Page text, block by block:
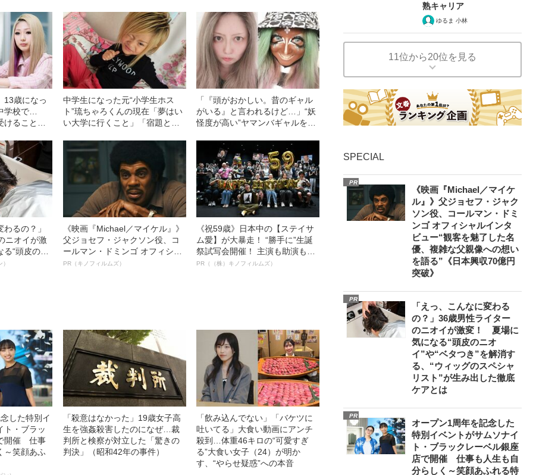
13歳になっ
学校で…
ることも
中学生になった元“小学生ホス
ト”琉ちゃろくんの現在「夢はい
い大学に行くこと」「宿題とは
「『頭がおかしい。昔のギャル
がいる』と言われるけど…」“妖
怪度が高い”ヤマンバギャルを続
るの？」
ニオイが激
“頭皮のニ
解消す
《映画『Michael／マイケル』》
父ジョセフ・ジャクソン役、コ
ールマン・ドミンゴ オフィシャ
ルインタビュー“観客を魅了した
PR（キノフィルムズ）
《祝59歳》日本中の【ステイサ
ム愛】が大暴走！ “勝手に”生誕
祭試写会開催！ 主演も助演も全
部ステイサム！「ステサミー
PR（（株）キノフィルムズ）
した特別イ
ト・ブラッ
開催 仕事
～笑顔あふ
「殺意はなかった」19歳女子高
生を強姦殺害したのになぜ…裁
判所と検察が対立した「驚きの
判決」（昭和42年の事件）
「飲み込んでない」「バケツに
吐いてる」大食い動画にアンチ
殺到…体重46キロの“可愛すぎ
る”大食い女子（24）が明か
す、“やらせ疑惑”への本音
熟キャリア
ゆるま 小林
11位から20位を見る
SPECIAL
PR
《映画『Michael／マイケ
ル』》父ジョセフ・ジャク
ソン役、コールマン・ドミ
ンゴ オフィシャルインタ
ビュー“観客を魅了した名
優、複雑な父親像への想い
を語る”《日本興収70億円
突破》
PR
「えっ、こんなに変わる
の？」36歳男性ライター
のニオイが激変！ 夏場に
気になる“頭皮のニオ
イ”や“ベタつき”を解消す
る、“ウィッグのスペシャ
リスト”が生み出した徹底
ケアとは
PR
オープン1周年を記念した
特別イベントがサムソナイ
ト・ブラックレーベル銀座
店で開催 仕事も人生も自
分らしく～笑顔あふれる特